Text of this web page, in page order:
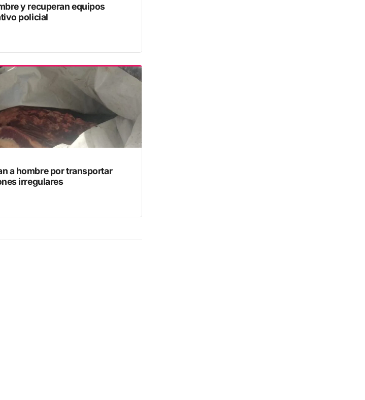
y recuperan equipos
policial
a hombre por transportar
irregulares